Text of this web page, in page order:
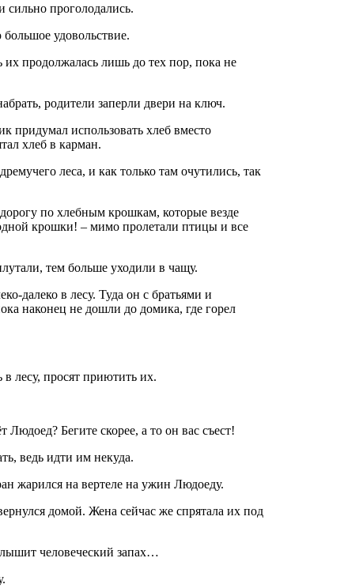
проголодались.
удовольствие.
продолжалась лишь до тех пор, пока не
родители заперли двери на ключ.
придумал использовать хлеб вместо
хлеб в карман.
леса, и как только там очутились, так
по хлебным крошкам, которые везде
крошки! – мимо пролетали птицы и все
тем больше уходили в чащу.
далеко в лесу. Туда он с братьями и
наконец не дошли до домика, где горел
лесу, просят приютить их.
Бегите скорее, а то он вас съест!
ведь идти им некуда.
жарился на вертеле на ужин Людоеду.
домой. Жена сейчас же спрятала их под
человеческий запах…